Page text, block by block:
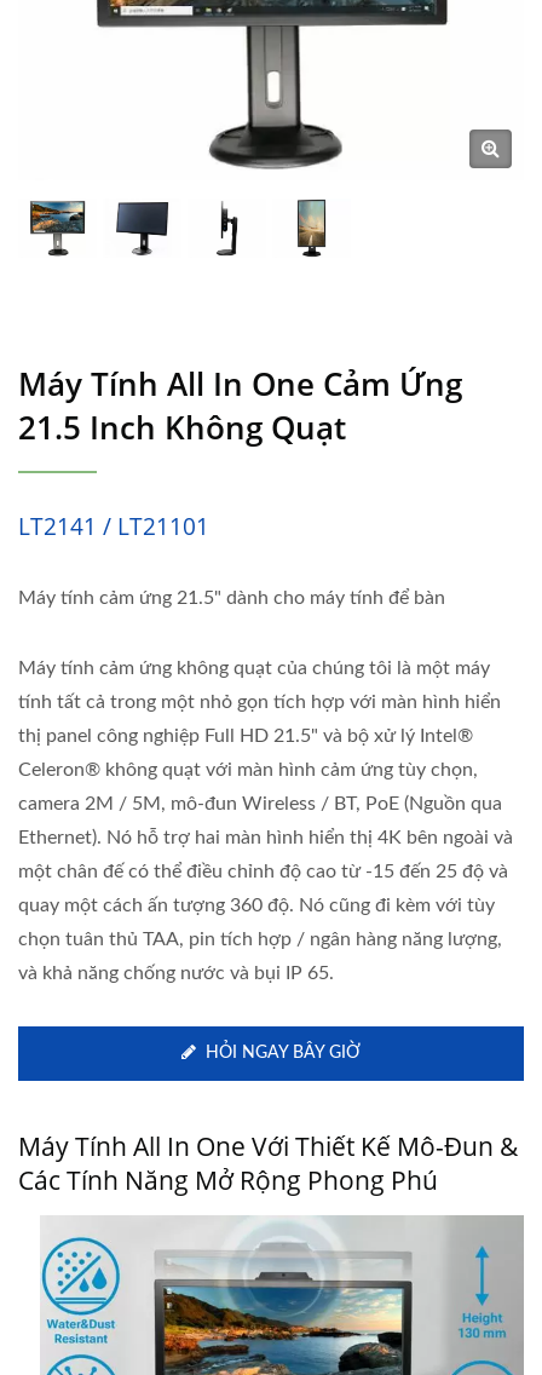
Máy Tính All In One Cảm Ứng
21.5 Inch Không Quạt
LT2141 / LT21101
Máy tính cảm ứng 21.5" dành cho máy tính để bàn
Máy tính cảm ứng không quạt của chúng tôi là một máy
tính tất cả trong một nhỏ gọn tích hợp với màn hình hiển
thị panel công nghiệp Full HD 21.5" và bộ xử lý Intel®
Celeron® không quạt với màn hình cảm ứng tùy chọn,
camera 2M / 5M, mô-đun Wireless / BT, PoE (Nguồn qua
Ethernet). Nó hỗ trợ hai màn hình hiển thị 4K bên ngoài và
một chân đế có thể điều chỉnh độ cao từ -15 đến 25 độ và
quay một cách ấn tượng 360 độ. Nó cũng đi kèm với tùy
chọn tuân thủ TAA, pin tích hợp / ngân hàng năng lượng,
và khả năng chống nước và bụi IP 65.
HỎI NGAY BÂY GIỜ
Máy Tính All In One Với Thiết Kế Mô-Đun &
Các Tính Năng Mở Rộng Phong Phú